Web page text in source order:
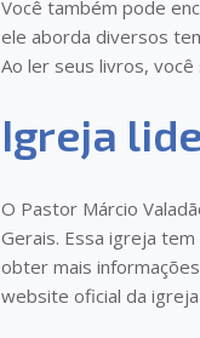
Você também pode
ele aborda diversos
Ao ler seus livros,
Igreja
O Pastor Márcio
Gerais. Essa igreja
obter mais
website oficial da